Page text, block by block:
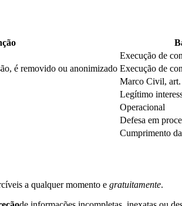
Execução de
é removido ou anonimizado Execução de
Marco Civil,
Legítimo
Operacional
Defesa em
Cumprimento
a qualquer momento e gratuitamente.